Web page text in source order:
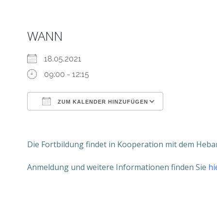
WANN
18.05.2021
09:00 - 12:15
ZUM KALENDER HINZUFÜGEN
Die Fortbildung findet in Kooperation mit dem
Anmeldung und weitere Informationen finden Sie